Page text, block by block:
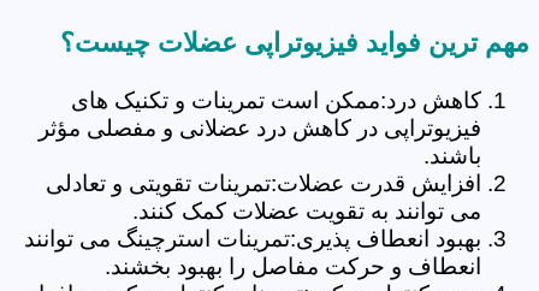
مهم ترین فواید فیزیوتراپی عضلات چیست؟
کاهش درد:ممکن است تمرینات و تکنیک های
فیزیوتراپی در کاهش درد عضلانی و مفصلی مؤثر
باشند.
افزایش قدرت عضلات:تمرینات تقویتی و تعادلی
می توانند به تقویت عضلات کمک کنند.
بهبود انعطاف پذیری:تمرینات استرچینگ می توانند
انعطاف و حرکت مفاصل را بهبود بخشند.